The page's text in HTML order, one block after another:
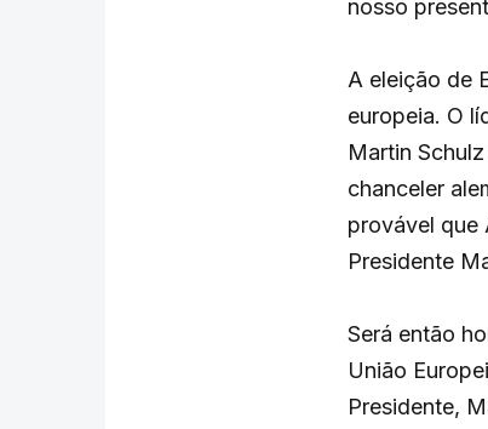
nosso
A eleição de
europeia. O
Martin
chanceler
provável que
Presidente
Será então
União
Presidente,